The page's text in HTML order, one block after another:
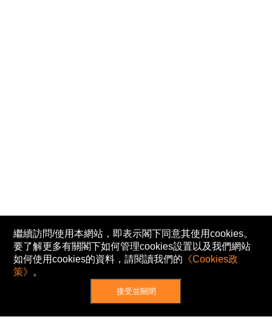
繼續訪問/使用本網站，即表示閣下同意其使用cookies。
要了解更多有關閣下如何管理cookies設置以及我們網站
如何使用cookies的資料，請閱讀我們的 《Cookies政
策》 。
接受並關閉